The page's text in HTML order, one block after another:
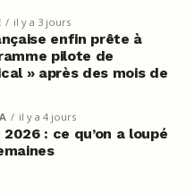
il y a 3 jours
enfin prête à
pilote de
» après des mois de
il y a 4 jours
: ce qu’on a loupé